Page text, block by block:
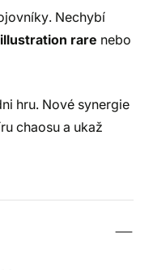
Nechybí
illustration rare nebo
hru. Nové synergie
chaosu a ukaž